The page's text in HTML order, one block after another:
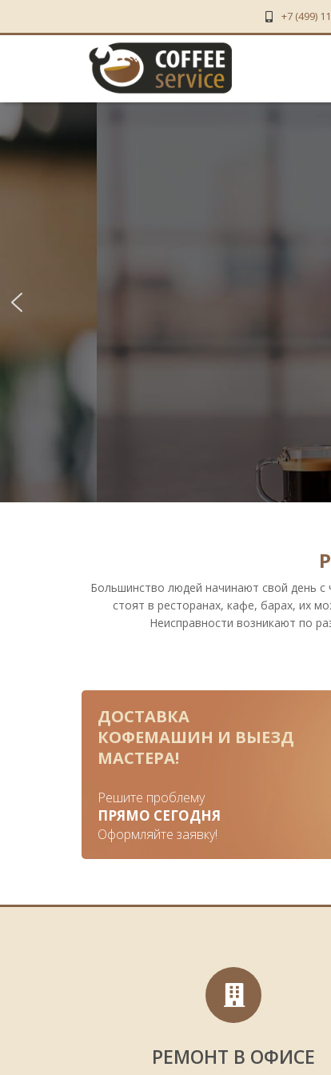
+7 (499)
Большинство людей начинают свой день
стоят в ресторанах, кафе, барах, их
Неисправности возникают по
Ремонт кофемашин в Ликино-Дулёве на
Чаще всего такие неприятности
Мелкий ремонт кофеварок в Ликино-
изношенных деталей. Если нужна
оставить заявку на
Но если возникли более серьезные
ремонт профессиональных кофемашин,
Но если все же ваша кофемашина
сделаны квалифицированными
ДОСТАВКА
КОФЕМАШИН И ВЫЕЗД
МАСТЕРА!
Решите проблему
ПРЯМО СЕГОДНЯ
Оформляйте заявку!
РЕМОНТ В ОФИСЕ